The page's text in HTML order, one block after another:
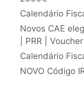
Calendário
Novos CAE
| PRR |
Calendário
NOVO Código